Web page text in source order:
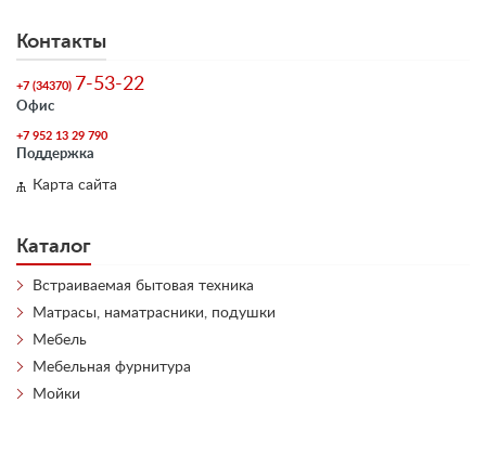
Контакты
+7 (34370) 7-53-22
Офис
+7 952 13 29 790
Поддержка
Карта сайта
Каталог
Встраиваемая бытовая техника
Матрасы, наматрасники, подушки
Мебель
Мебельная фурнитура
Мойки